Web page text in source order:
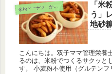
米粉ドーナツ・かりんとう
「米
う」
地砂
こんにちは。双子ママ管理栄養
るのは、米粉でつくるサクッと
す。 小麦粉不使用（グルテン